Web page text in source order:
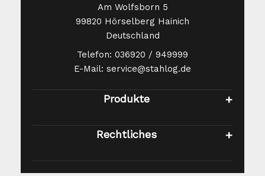
Am Wolfsborn 5
99820 Hörselberg Hainich
Deutschland
Telefon: 036920 / 949999
E-Mail: service@stahlog.de
Produkte
Rechtliches